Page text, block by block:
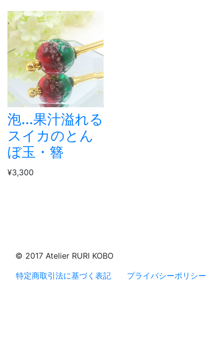
泡...果汁溢れる
スイカのとん
ぼ玉・簪
¥3,300
© 2017 Atelier RURI KOBO
特定商取引法に基づく表記
プライバシーポリシー